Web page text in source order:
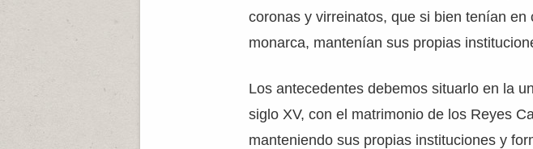
coronas y virreinatos, que si bien tenían en
monarca, mantenían sus propias
Los antecedentes debemos situarlo en la
siglo XV, con el matrimonio de los Reyes
manteniendo sus propias instituciones y